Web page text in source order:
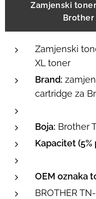
Zamjenski
Brother
Zamjenski
XL toner
Brand:
cartridge za
Boja: Brother
Kapacitet
OEM oznaka
BROTHER